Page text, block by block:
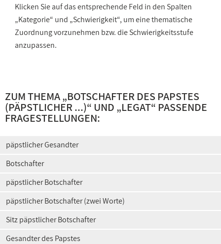
Klicken Sie auf das entsprechende Feld in den Spalten
„Kategorie“ und „Schwierigkeit“, um eine thematische
Zuordnung vorzunehmen bzw. die Schwierigkeitsstufe
anzupassen.
ZUM THEMA „BOTSCHAFTER DES PAPSTES
(PÄPSTLICHER ...)“ UND „LEGAT“ PASSENDE
FRAGESTELLUNGEN:
päpstlicher Gesandter
Botschafter
päpstlicher Botschafter
päpstlicher Botschafter (zwei Worte)
Sitz päpstlicher Botschafter
Gesandter des Papstes